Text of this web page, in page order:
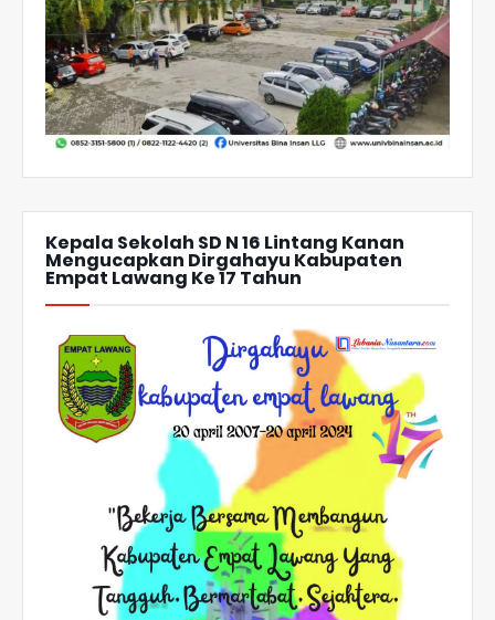
Kepala Sekolah SD N 16 Lintang Kanan
Mengucapkan Dirgahayu Kabupaten
Empat Lawang Ke 17 Tahun